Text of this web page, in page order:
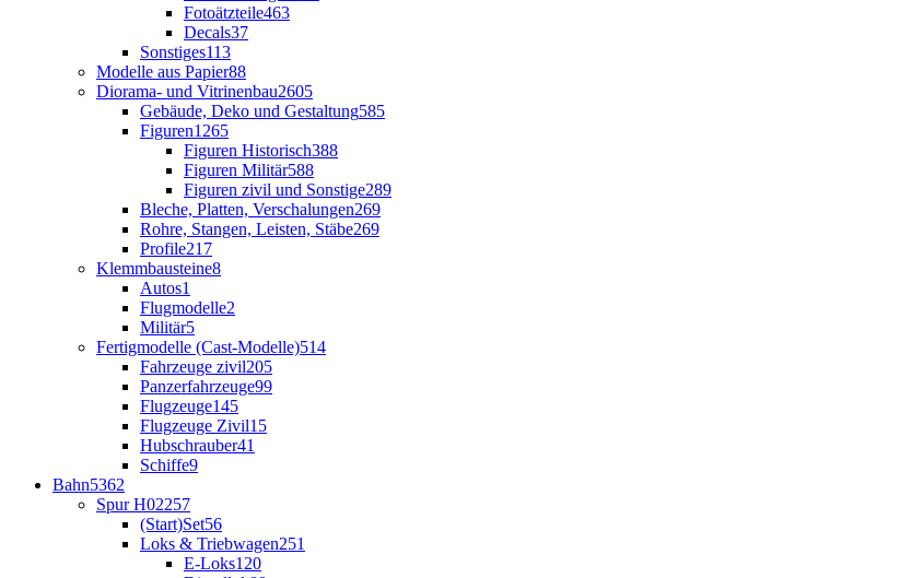
Fotoätzteile463
Decals37
Sonstiges113
Modelle aus Papier88
Diorama- und Vitrinenbau2605
Gebäude, Deko und Gestaltung585
Figuren1265
Figuren Historisch388
Figuren Militär588
Figuren zivil und Sonstige289
Bleche, Platten, Verschalungen269
Rohre, Stangen, Leisten, Stäbe269
Profile217
Klemmbausteine8
Autos1
Flugmodelle2
Militär5
Fertigmodelle (Cast-Modelle)514
Fahrzeuge zivil205
Panzerfahrzeuge99
Flugzeuge145
Flugzeuge Zivil15
Hubschrauber41
Schiffe9
Bahn5362
Spur H02257
(Start)Set56
Loks & Triebwagen251
E-Loks120